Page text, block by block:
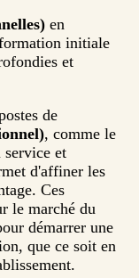
en
initiale
et
de
, comme le
et
d'affiner les
Ces
le marché du
démarrer une
que ce soit en